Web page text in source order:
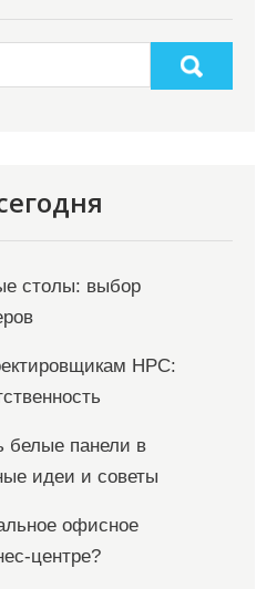
столы: выбор
НРС:
белые панели в
идеи и советы
офисное
центре?